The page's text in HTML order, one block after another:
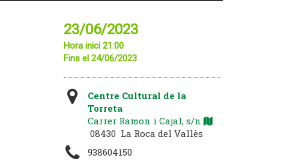
23/06/2023
Hora inici 21:00
Fins el 24/06/2023
Centre Cultural de la
Torreta
Carrer Ramon i Cajal, s/n
08430 La Roca del Vallès
938604150